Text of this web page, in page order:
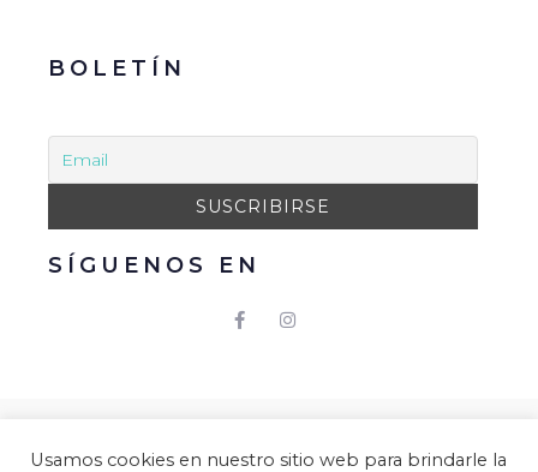
BOLETÍN
SÍGUENOS EN
© 2021 Gacmark – Arucas Mola. Todos los derechos
Usamos cookies en nuestro sitio web para brindarle la